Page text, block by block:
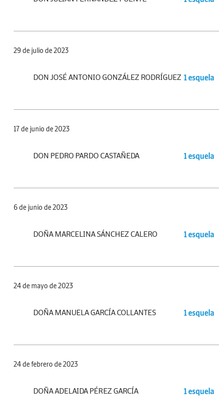
29 de julio de 2023
DON JOSÉ ANTONIO GONZÁLEZ RODRÍGUEZ 1 esquela
17 de junio de 2023
DON PEDRO PARDO CASTAÑEDA 1 esquela
6 de junio de 2023
DOÑA MARCELINA SÁNCHEZ CALERO 1 esquela
24 de mayo de 2023
DOÑA MANUELA GARCÍA COLLANTES 1 esquela
24 de febrero de 2023
DOÑA ADELAIDA PÉREZ GARCÍA 1 esquela